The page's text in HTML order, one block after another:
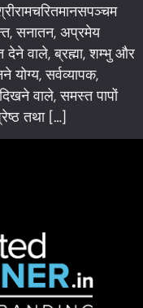
सनातन, अप्रमेय
देने वाले, ब्रह्मा, शम्भु और
योग्य, सर्वव्यापक,
वाले, समस्त पापों
तथा […]